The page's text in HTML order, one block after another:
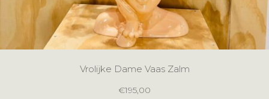
Vrolijke Dame Vaas Zalm
€195,00